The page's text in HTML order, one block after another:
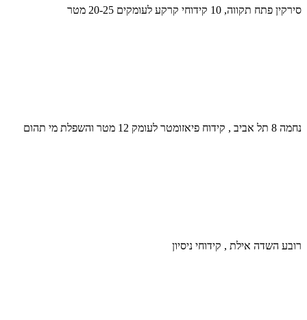
סירקין פתח תקווה, 10 קידוחי קרקע לעומקים 20-25 מטר
נחמה 8 תל אביב , קידוח פיאזומטר לעומק 12 מטר והשפלת מי תהום
רובע השדה אילת , קידוחי ניסיון